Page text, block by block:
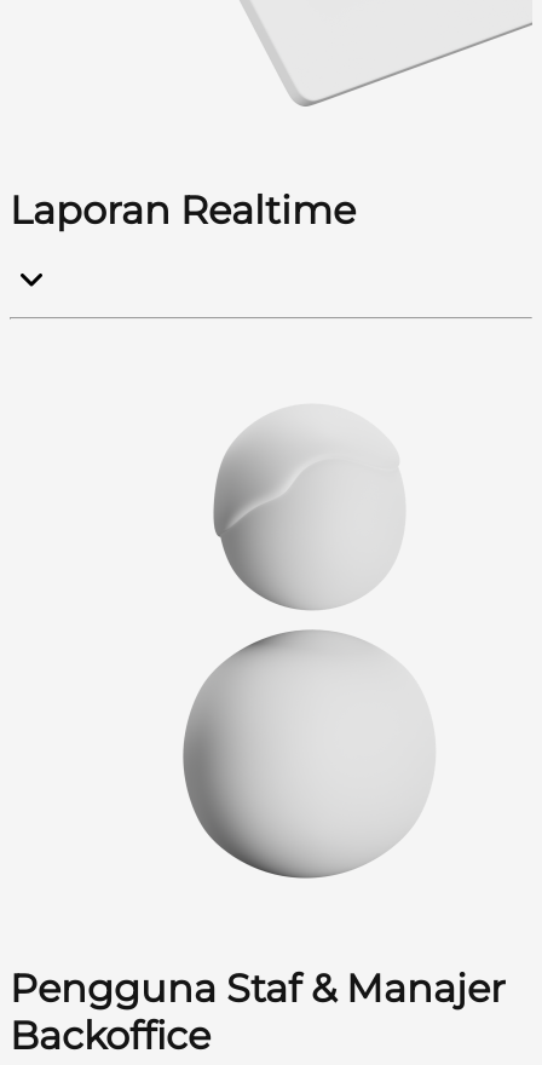
Laporan Realtime
Pengguna Staf & Manajer
Backoffice